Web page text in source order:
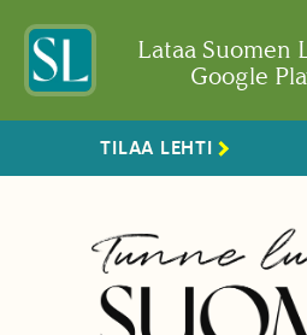
Lataa Suomen
Google
TILAA LEHTI